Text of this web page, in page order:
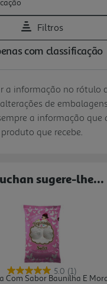
a informação no rótulo
de
a informação que
produto que recebe.
sugere-lhe...
5.0 (1)
Com Sabor Baunilha E